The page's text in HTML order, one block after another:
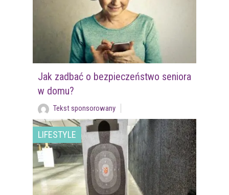
Jak zadbać o bezpieczeństwo seniora
w domu?
Tekst sponsorowany
LIFESTYLE